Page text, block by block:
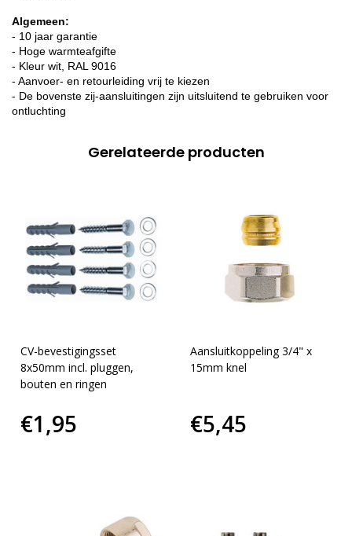
Algemeen:
- 10 jaar garantie
- Hoge warmteafgifte
- Kleur wit, RAL 9016
- Aanvoer- en retourleiding vrij te kiezen
- De bovenste zij-aansluitingen zijn uitsluitend te gebruiken voor
ontluchting
Gerelateerde producten
CV-bevestigingsset
8x50mm incl. pluggen,
bouten en ringen
€1,95
Aansluitkoppeling 3/4" x
15mm knel
€5,45